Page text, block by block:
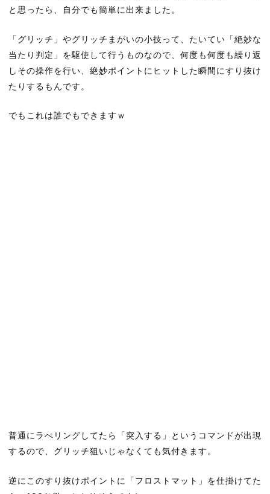
と思ったら、自分でも簡単に出来ました。
「グリッチ」やグリッチまがいの小技って、たいてい「絶妙な
当たり判定」を駆使して行うものなので、何度も何度も繰り返
しその操作を行い、絶妙ポイントにヒットした瞬間にすり抜け
たりするもんです。
でもこれは誰でもできますｗ
普通にラぺリングしてたら「突入する」というコマンドが出現
するので、グリッチ狙いじゃなくても気付きます。
逆にこのすり抜けポイントに「フロストマット」を仕掛けてた